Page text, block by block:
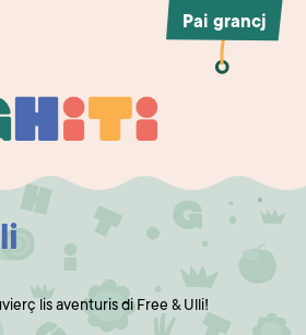
Pai grancj
lis aventuris di Free & Ulli!